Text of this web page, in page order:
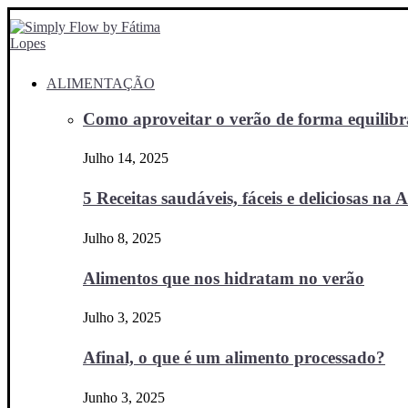
ALIMENTAÇÃO
Como aproveitar o verão de forma
Julho 14, 2025
5 Receitas saudáveis, fáceis e deliciosas na
Julho 8, 2025
Alimentos que nos hidratam no verão
Julho 3, 2025
Afinal, o que é um alimento processado?
Junho 3, 2025